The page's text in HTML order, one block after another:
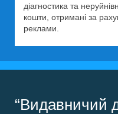
діагностика та
кошти, отримані за
реклами.
“Видавничий